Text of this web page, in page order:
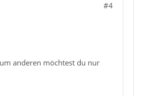
#4
anderen möchtest du nur